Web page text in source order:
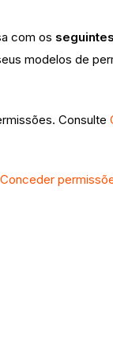
com os
modelos de
Consulte
Conceder